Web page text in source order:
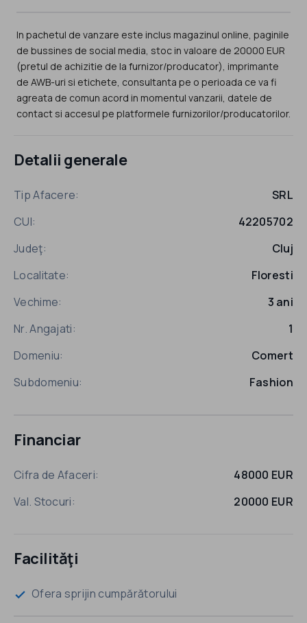
In pachetul de vanzare este inclus magazinul online, paginile
de bussines de social media, stoc in valoare de 20000 EUR
(pretul de achizitie de la furnizor/producator), imprimante
de AWB-uri si etichete, consultanta pe o perioada ce va fi
agreata de comun acord in momentul vanzarii, datele de
contact si accesul pe platformele furnizorilor/producatorilor.
Detalii generale
Tip Afacere:
SRL
CUI:
42205702
Judeţ:
Cluj
Localitate:
Floresti
Vechime:
3 ani
Nr. Angajati:
1
Domeniu:
Comert
Subdomeniu:
Fashion
Financiar
Cifra de Afaceri:
48000 EUR
Val. Stocuri:
20000 EUR
Facilităţi
check Ofera sprijin cumpărătorului